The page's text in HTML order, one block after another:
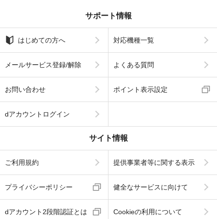
サポート情報
はじめての方へ 対応機種一覧
メールサービス登録/解除 よくある質問
お問い合わせ ポイント表示設定
dアカウントログイン
サイト情報
ご利用規約 提供事業者等に関する表示
プライバシーポリシー 健全なサービスに向けて
dアカウント2段階認証とは Cookieの利用について